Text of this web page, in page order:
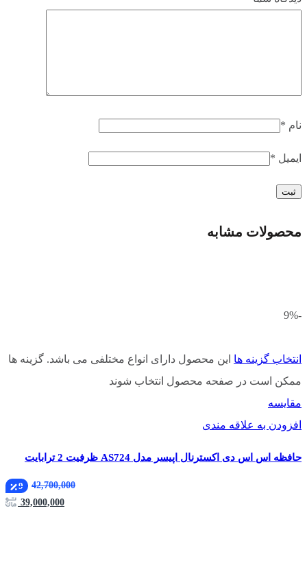
نام *
ایمیل *
محصولات مشابه
-9%
انتخاب گزینه ها این محصول دارای انواع مختلفی می باشد. گزینه ها
ممکن است در صفحه محصول انتخاب شوند
مقایسه
افزودن به علاقه مندی
حافظه اس اس دی اکسترنال اپیسر مدل AS724 ظرفیت 2 ترابایت
42,700,000
9
39,000,000